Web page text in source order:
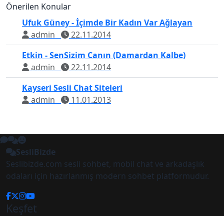
Önerilen Konular
Ufuk Güney - İçimde Bir Kadın Var Ağlayan
admin
22.11.2014
Etkin - SenSizim Canın (Damardan Kalbe)
admin
22.11.2014
Kayseri Sesli Chat Siteleri
admin
11.01.2013
SesliBizde
Seslibizde.com sesli sohbet, mobil chat ve arkadaşlık
odaları için hazırlanmış modern sohbet platformudur.
Keşfet